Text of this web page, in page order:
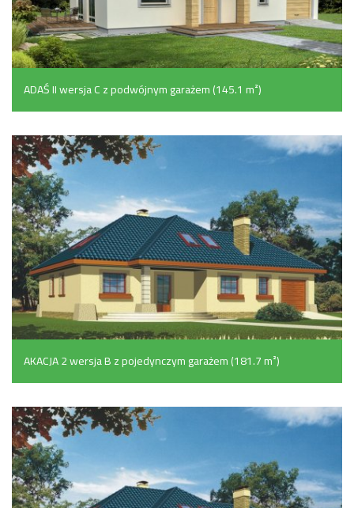
ADAŚ II wersja C z podwójnym garażem (145.1 m²)
AKACJA 2 wersja B z pojedynczym garażem (181.7 m²)